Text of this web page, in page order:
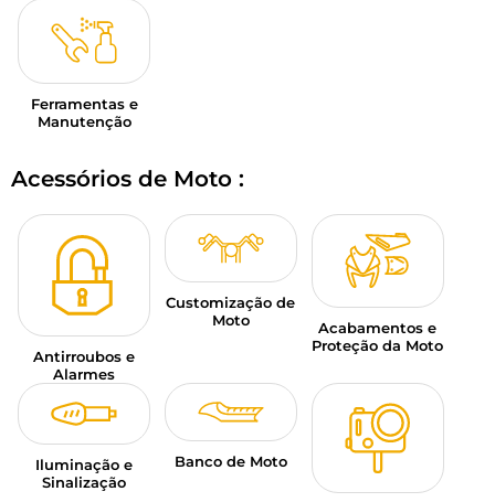
Ferramentas e
Manutenção
Acessórios de Moto :
Antirroubos e
Alarmes
Customização de
Moto
Acabamentos e
Proteção da Moto
Iluminação e
Sinalização
Banco de Moto